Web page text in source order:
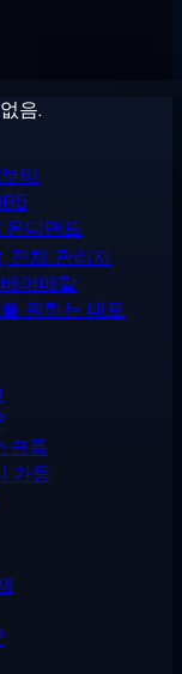
음.
터
디맨드
전체 관리자
어메탈
원하는 대로
크톱
가동